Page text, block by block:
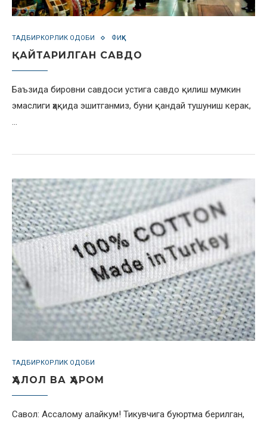
ТАДБИРКОРЛИК ОДОБИ ФИҚҲ
ҚАЙТАРИЛГАН САВДО
Баъзида бировни савдоси устига савдо қилиш мумкин
эмаслиги ҳақида эшитганмиз, буни қандай тушуниш керак,
…
ТАДБИРКОРЛИК ОДОБИ
ҲАЛОЛ ВА ҲАРОМ
Савол: Ассалому алайкум! Тикувчига буюртма берилган,